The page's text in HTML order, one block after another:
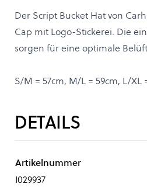
Der Script Bucket Hat von
Cap mit Logo-Stickerei. Die
sorgen für eine optimale
S/M = 57cm, M/L = 59cm, L/XL
DETAILS
Artikelnummer
I029937